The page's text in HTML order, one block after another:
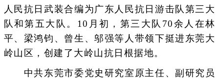
人民抗日武装合编为广东人民抗日游击队第三大
队和第五大队。10月初，第三大队70余人在林
平、梁鸿钧、曾生、邬强等人带领下挺进东莞大
岭山区，创建了大岭山抗日根据地。
中共东莞市委党史研究室原主任、副研究员